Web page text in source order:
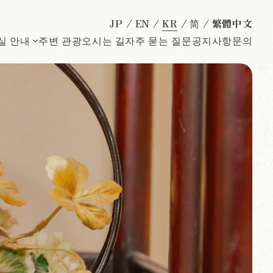
EN
JP KR 简
繁體中文
안내
주변 관광오시는 길자주 묻는 질문공지사항문의